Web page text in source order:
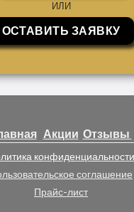
ИЛИ
ОСТАВИТЬ ЗАЯВКУ
Акции Отзывы
конфиденциальности
соглашение
Прайс-лист